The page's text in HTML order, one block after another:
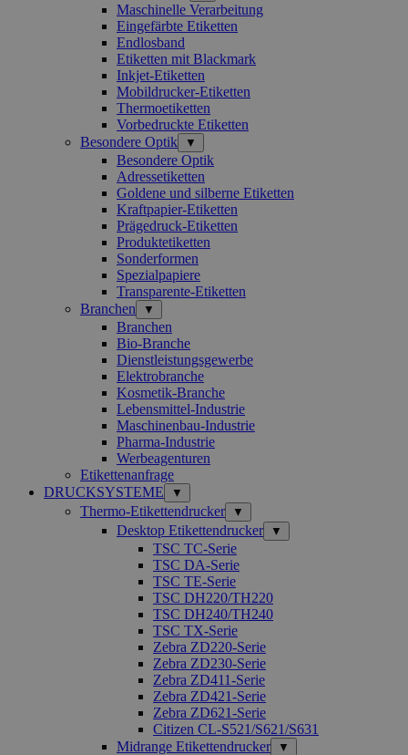
Maschinelle Verarbeitung
Eingefärbte Etiketten
Endlosband
Etiketten mit Blackmark
Inkjet-Etiketten
Mobildrucker-Etiketten
Thermoetiketten
Vorbedruckte Etiketten
Besondere Optik
▼
Besondere Optik
Adressetiketten
Goldene und silberne Etiketten
Kraftpapier-Etiketten
Prägedruck-Etiketten
Produktetiketten
Sonderformen
Spezialpapiere
Transparente-Etiketten
Branchen
▼
Branchen
Bio-Branche
Dienstleistungsgewerbe
Elektrobranche
Kosmetik-Branche
Lebensmittel-Industrie
Maschinenbau-Industrie
Pharma-Industrie
Werbeagenturen
Etikettenanfrage
DRUCKSYSTEME
▼
Thermo-Etikettendrucker ▼
Desktop Etikettendrucker ▼
TSC TC-Serie
TSC DA-Serie
TSC TE-Serie
TSC DH220/TH220
TSC DH240/TH240
TSC TX-Serie
Zebra ZD220-Serie
Zebra ZD230-Serie
Zebra ZD411-Serie
Zebra ZD421-Serie
Zebra ZD621-Serie
Citizen CL-S521/S621/S631
Midrange Etikettendrucker
▼